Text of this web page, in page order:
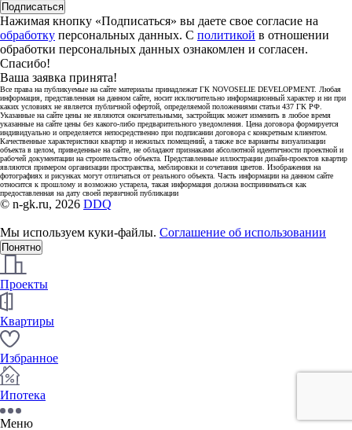
Подписаться
Нажимая кнопку «Подписаться» вы даете свое согласие на
обработку персональных данных. С политикой в отношении
обработки персональных данных ознакомлен и согласен.
Спасибо!
Ваша заявка принята!
Все права на публикуемые на сайте материалы принадлежат ГК NOVOSELIE DEVELOPMENT. Любая
информация, представленная на данном сайте, носит исключительно информационный характер и ни при
каких условиях не является публичной офертой, определяемой положениями статьи 437 ГК РФ.
Указанные на сайте цены не являются окончательными, застройщик может изменить в любое время
указанные на сайте цены без какого-либо предварительного уведомления. Цена договора формируется
индивидуально и определяется непосредственно при подписании договора с конкретным клиентом.
Качественные характеристики квартир и нежилых помещений, а также все варианты визуализации
объекта в целом, приведенные на сайте, не обладают признаками абсолютной идентичности проектной и
рабочей документации на строительство объекта. Представленные иллюстрации дизайн-проектов квартир
являются примером организации пространства, меблировки и сочетания цветов. Изображения на
фотографиях и рисунках могут отличаться от реального объекта. Часть информации на данном сайте
относится к прошлому и возможно устарела, такая информация должна восприниматься как
предоставленная на дату своей первичной публикации
© n-gk.ru, 2026 DDQ
Мы используем куки-файлы. Соглашение об использовании
Понятно
Проекты
Квартиры
Избранное
Ипотека
Меню